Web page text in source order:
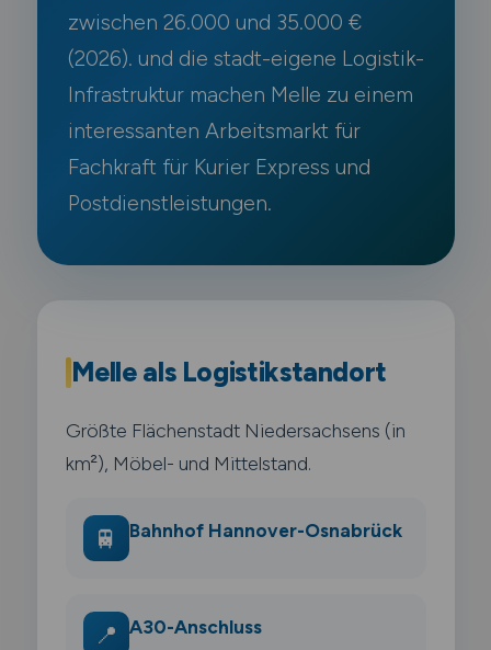
zwischen 26.000 und 35.000 €
(2026). und die stadt-eigene Logistik-
Infrastruktur machen Melle zu einem
interessanten Arbeitsmarkt für
Fachkraft für Kurier Express und
Postdienstleistungen.
Melle als Logistikstandort
Größte Flächenstadt Niedersachsens (in
km²), Möbel- und Mittelstand.
🚆 Bahnhof Hannover-Osnabrück
📍 A30-Anschluss